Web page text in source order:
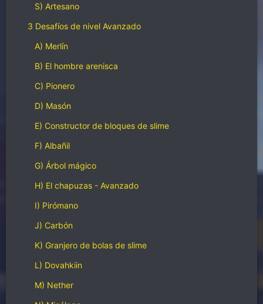
S) Artesano
3 Desafíos de nivel Avanzado
A) Merlín
B) El hombre arenisca
C) Pionero
D) Masón
E) Constructor de bloques de slime
F) Albañil
G) Árbol mágico
H) El chapuzas - Avanzado
I) Pirómano
J) Carbón
K) Granjero de bolas de slime
L) Dovahkiin
M) Nether